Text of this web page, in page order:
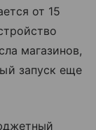
от 15
магазинов,
запуск еще